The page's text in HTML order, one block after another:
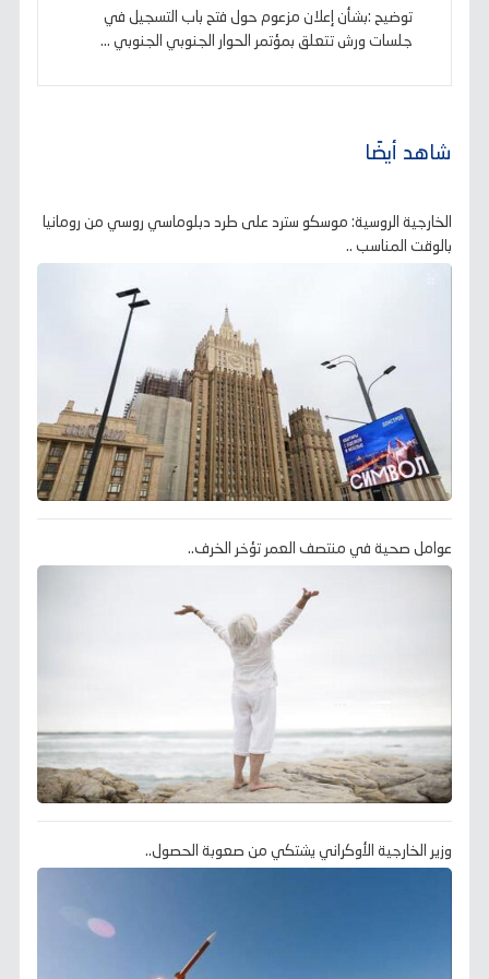
توضيح :بشأن إعلان مزعوم حول فتح باب التسجيل في
جلسات ورش تتعلق بمؤتمر الحوار الجنوبي الجنوبي ...
شاهد أيضًا
الخارجية الروسية: موسكو سترد على طرد دبلوماسي روسي من رومانيا
بالوقت المناسب ..
عوامل صحية في منتصف العمر تؤخر الخرف..
وزير الخارجية الأوكراني يشتكي من صعوبة الحصول..